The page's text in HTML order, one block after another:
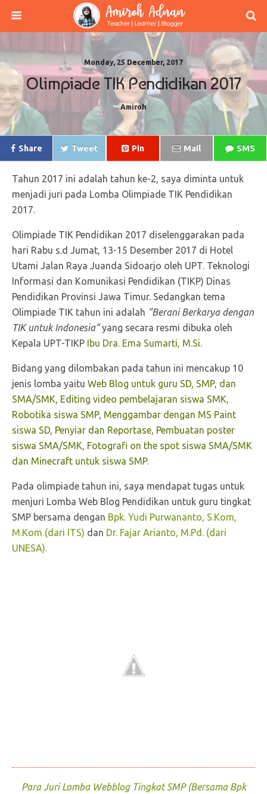
Monday, 25 December, 2017
Olimpiade TIK Pendidikan 2017
Amiroh
Share Tweet Pin Mail SMS
Tahun 2017 ini adalah tahun ke-2, saya diminta untuk
menjadi juri pada Lomba Olimpiade TIK Pendidikan
2017.
Olimpiade TIK Pendidikan 2017 diselenggarakan pada
hari Rabu s.d Jumat, 13-15 Desember 2017 di Hotel
Utami Jalan Raya Juanda Sidoarjo oleh UPT. Teknologi
Informasi dan Komunikasi Pendidikan (TIKP) Dinas
Pendidikan Provinsi Jawa Timur. Sedangkan tema
Olimpiade TIK tahun ini adalah “Berani Berkarya dengan
TIK untuk Indonesia“yang secara resmi dibuka oleh
Kepala UPT-TIKP Ibu Dra. Ema Sumarti, M.Si.
Bidang yang dilombakan pada tahun ini mencakup 10
jenis lomba yaitu Web Blog untuk guru SD, SMP, dan
SMA/SMK, Editing video pembelajaran siswa SMK,
Robotika siswa SMP, Menggambar dengan MS Paint
siswa SD, Penyiar dan Reportase, Pembuatan poster
siswa SMA/SMK, Fotografi on the spot siswa SMA/SMK
dan Minecraft untuk siswa SMP.
Pada olimpiade tahun ini, saya mendapat tugas untuk
menjuri Lomba Web Blog Pendidikan untuk guru tingkat
SMP bersama dengan Bpk. Yudi Purwananto, S.Kom,
M.Kom (dari ITS) dan Dr. Fajar Arianto, M.Pd. (dari
UNESA).
Para Juri Lomba Webblog Tingkat SMP (Bersama Bpk